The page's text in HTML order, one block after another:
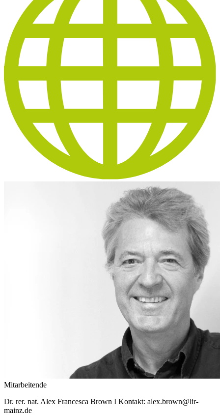
Mitarbeitende
Dr. rer. nat. Alex Francesca Brown I Kontakt: alex.brown@lir-
mainz.de